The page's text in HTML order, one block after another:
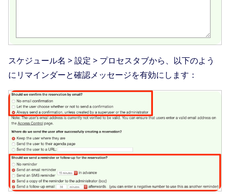
スケジュール名 > 設定 > プロセスタブから、以下のよう
にリマインダーと確認メッセージを有効にします：